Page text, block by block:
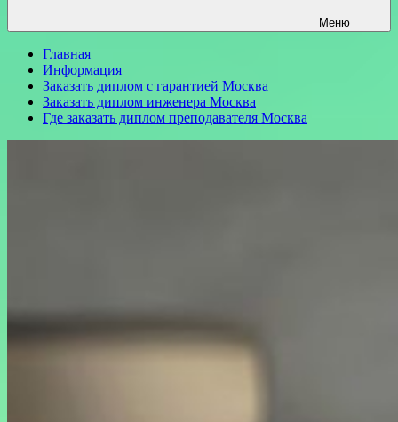
Меню
Главная
Информация
Заказать диплом с гарантией Москва
Заказать диплом инженера Москва
Где заказать диплом преподавателя Москва